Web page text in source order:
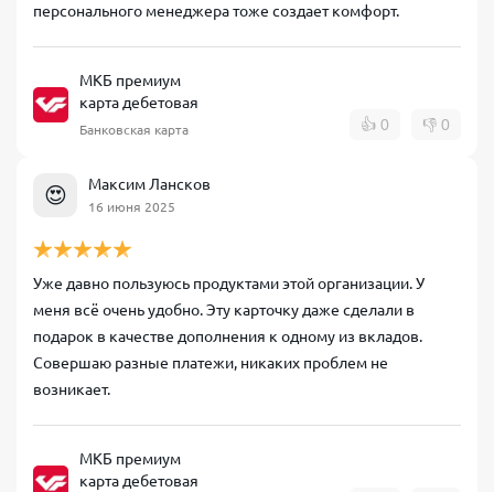
персонального менеджера тоже создает комфорт.
МКБ премиум
карта дебетовая
Банковская карта 👍 0 👎 0
😍 Максим Лансков
16 июня 2025
Уже давно пользуюсь продуктами этой организации. У
меня всё очень удобно. Эту карточку даже сделали в
подарок в качестве дополнения к одному из вкладов.
Совершаю разные платежи, никаких проблем не
возникает.
МКБ премиум
карта дебетовая